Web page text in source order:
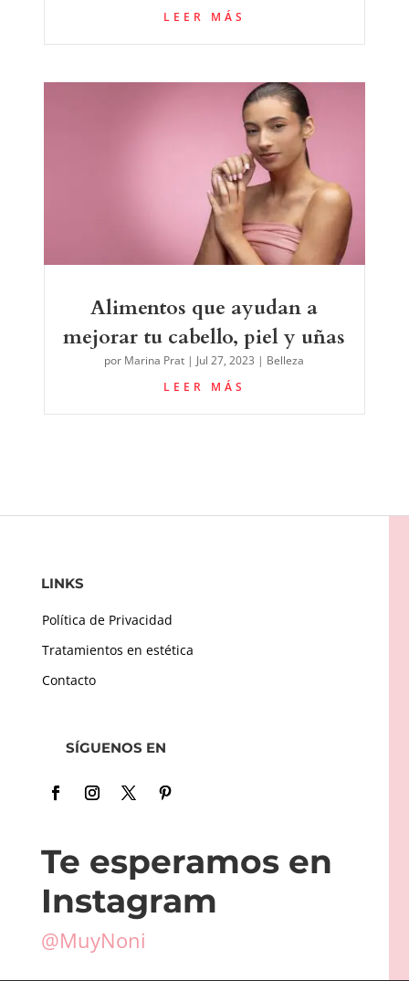
LEER MÁS
Alimentos que ayudan a
mejorar tu cabello, piel y uñas
por Marina Prat | Jul 27, 2023 | Belleza
LEER MÁS
LINKS
Política de Privacidad
Tratamientos en estética
Contacto
SÍGUENOS EN
Te esperamos en
Instagram
@MuyNoni